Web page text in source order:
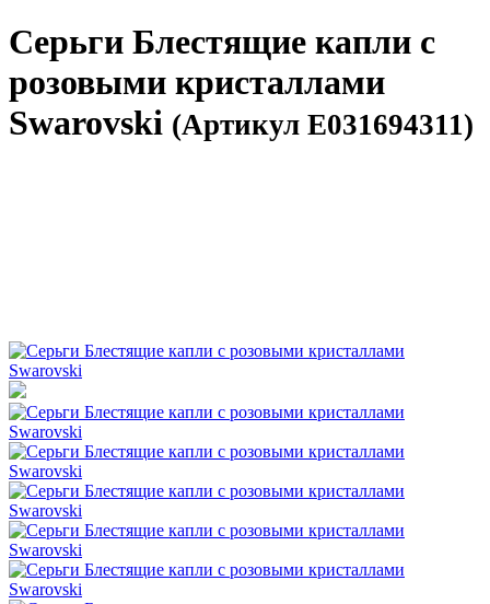
Серьги Блестящие капли с
розовыми кристаллами
Swarovski (Артикул E031694311)